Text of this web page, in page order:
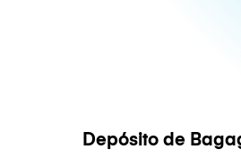
Depósito de